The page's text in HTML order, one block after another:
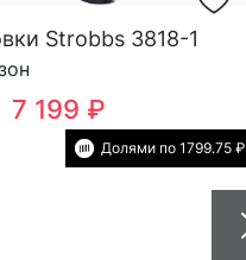
Strobbs 3818-1
7 199 ₽
Долями по 1799.75 ₽